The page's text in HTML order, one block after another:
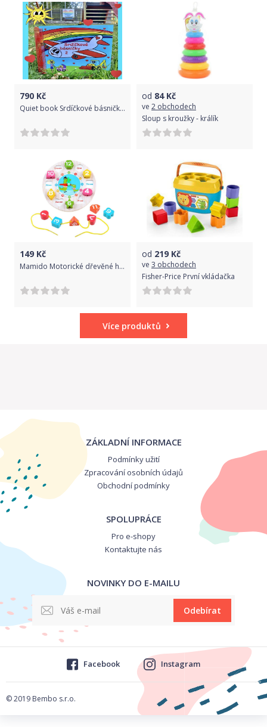
790 Kč
Quiet book Srdíčkové básničky 2
od 84Kč
ve 2 obchodech
Sloup s kroužky - králík
149 Kč
Mamido Motorické dřevěné hodiny pro nejmenší krokodýl
od 219 Kč
ve 3 obchodech
Fisher-Price První vkládačka
Více produktů
ZÁKLADNÍ INFORMACE
Podmínky užití
Zpracování osobních údajů
Obchodní podmínky
SPOLUPRÁCE
Pro e-shopy
Kontaktujte nás
NOVINKY DO E-MAILU
Odebírat
© 2019 Bembo s.r.o.
Facebook Instagram